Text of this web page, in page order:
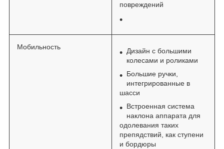
повреждений
Мобильность
Дизайн с большими
колесами и роликами
Большие ручки,
интегрированные в
шасси
Встроенная система
наклона аппарата для
одолевания таких
препядствий, как ступени
и бордюры